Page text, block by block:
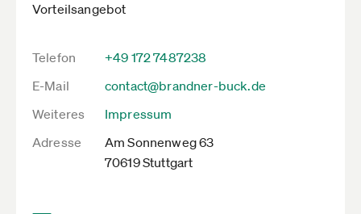
Vorteilsangebot
Telefon
+49 172 7487238
E-Mail
contact@brandner-buck.de
Weiteres
Impressum
Adresse
Am Sonnenweg 63
70619 Stuttgart